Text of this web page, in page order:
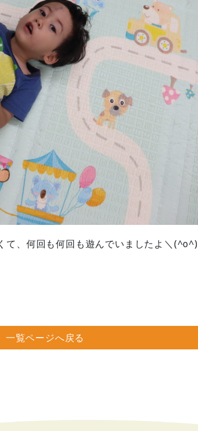
て、何回も何回も遊んでいましたよ＼(^o^)
覧ページへ戻る